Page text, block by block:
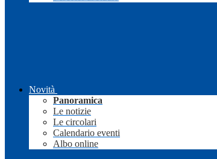
Novità
Panoramica
Le notizie
Le circolari
Calendario eventi
Albo online